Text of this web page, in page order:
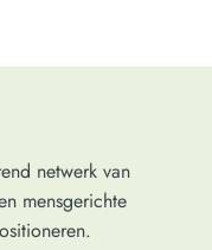
netwerk van
mensgerichte